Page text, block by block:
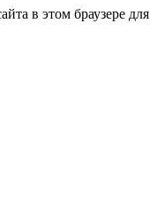
в этом браузере для